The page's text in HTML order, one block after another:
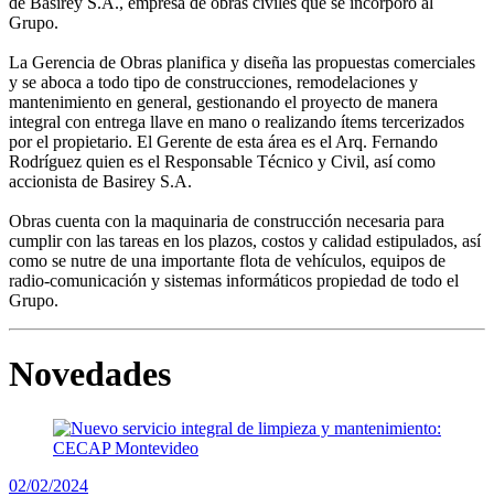
Grupo.
La Gerencia de Obras planifica y diseña las propuestas comerciales
y se aboca a todo tipo de construcciones, remodelaciones y
mantenimiento en general, gestionando el proyecto de manera
integral con entrega llave en mano o realizando ítems tercerizados
por el propietario. El Gerente de esta área es el Arq. Fernando
Rodríguez quien es el Responsable Técnico y Civil, así como
accionista de Basirey S.A.
Obras cuenta con la maquinaria de construcción necesaria para
cumplir con las tareas en los plazos, costos y calidad estipulados, así
como se nutre de una importante flota de vehículos, equipos de
radio-comunicación y sistemas informáticos propiedad de todo el
Grupo.
Novedades
02/02/2024